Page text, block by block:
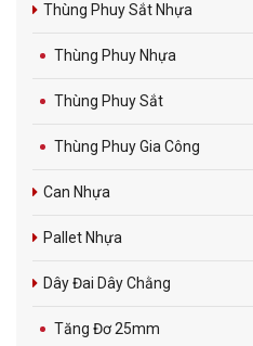
Thùng Phuy Sắt Nhựa
Thùng Phuy Nhựa
Thùng Phuy Sắt
Thùng Phuy Gia Công
Can Nhựa
Pallet Nhựa
Dây Đai Dây Chằng
Tăng Đơ 25mm